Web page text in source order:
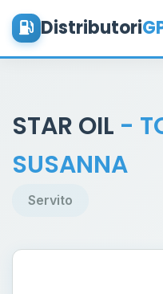
Distributori
STAR OIL -
SUSANNA
Servito